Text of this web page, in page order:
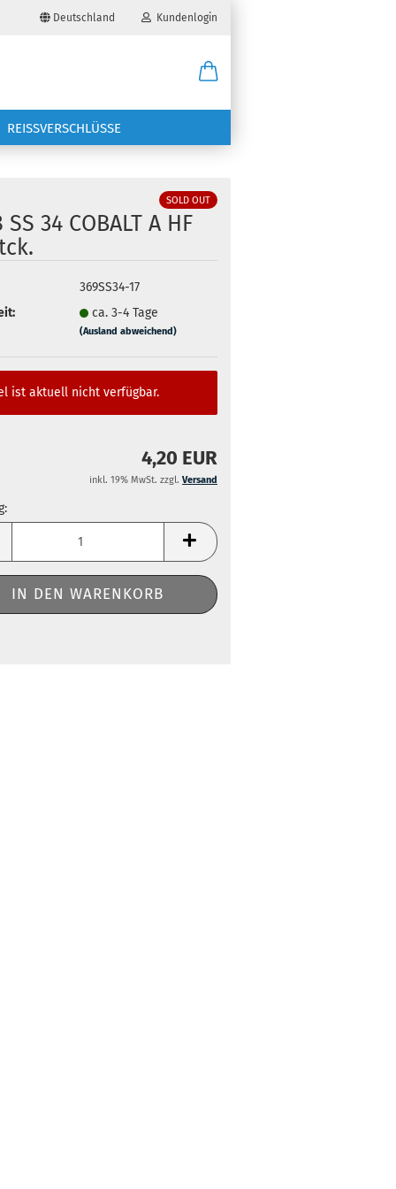
Deutschland Kundenlogin
vergessen?
REISSVERSCHLÜSSE
SOLD OUT
SS 34 COBALT A HF
369SS34-17
ca. 3-4 Tage
(Ausland abweichend)
ist aktuell nicht verfügbar.
4,20 EUR
inkl. 19% MwSt. zzgl. Versand